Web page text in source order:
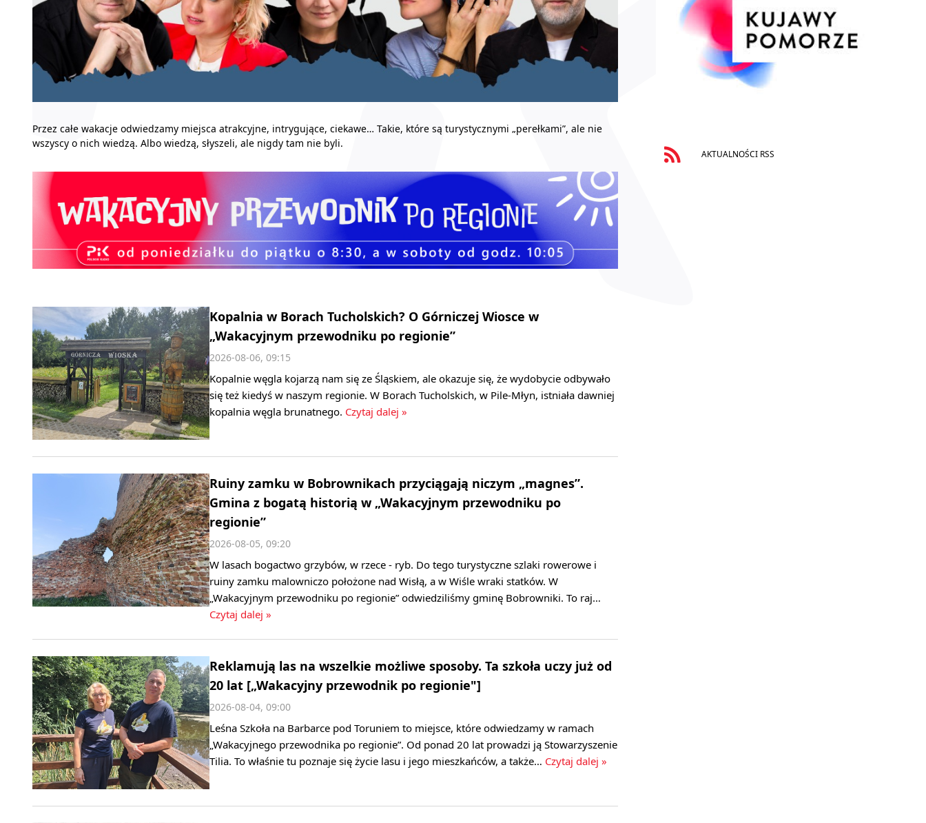
Przez całe wakacje odwiedzamy miejsca atrakcyjne, intrygujące, ciekawe… Takie, które są turystycznymi „perełkami”, ale nie
wszyscy o nich wiedzą. Albo wiedzą, słyszeli, ale nigdy tam nie byli.
Kopalnia w Borach Tucholskich? O Górniczej Wiosce w
„Wakacyjnym przewodniku po regionie”
2026-08-06, 09:15
Kopalnie węgla kojarzą nam się ze Śląskiem, ale okazuje się, że wydobycie odbywało
się też kiedyś w naszym regionie. W Borach Tucholskich, w Pile-Młyn, istniała dawniej
kopalnia węgla brunatnego. Czytaj dalej »
Ruiny zamku w Bobrownikach przyciągają niczym „magnes”.
Gmina z bogatą historią w „Wakacyjnym przewodniku po
regionie”
2026-08-05, 09:20
W lasach bogactwo grzybów, w rzece - ryb. Do tego turystyczne szlaki rowerowe i
ruiny zamku malowniczo położone nad Wisłą, a w Wiśle wraki statków. W
„Wakacyjnym przewodniku po regionie” odwiedziliśmy gminę Bobrowniki. To raj…
Czytaj dalej »
Reklamują las na wszelkie możliwe sposoby. Ta szkoła uczy już od
20 lat [„Wakacyjny przewodnik po regionie"]
2026-08-04, 09:00
Leśna Szkoła na Barbarce pod Toruniem to miejsce, które odwiedzamy w ramach
„Wakacyjnego przewodnika po regionie”. Od ponad 20 lat prowadzi ją Stowarzyszenie
Tilia. To właśnie tu poznaje się życie lasu i jego mieszkańców, a także… Czytaj dalej »
AKTUALNOŚCI RSS